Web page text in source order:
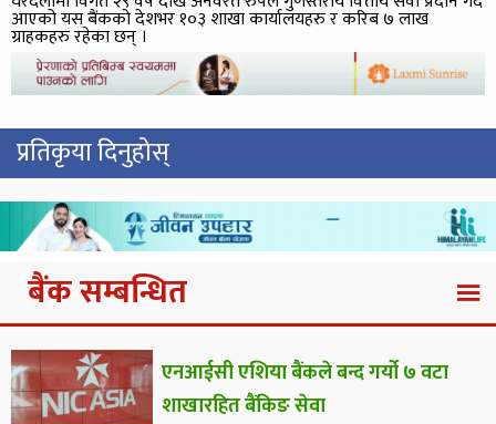
आएको यस बैंकको देशभर १०३ शाखा कार्यालयहरु र करिब ७ लाख
ग्राहकहरु रहेका छन् ।
प्रतिकृया दिनुहोस्
बैंक सम्बन्धित
एनआईसी एशिया बैंकले बन्द गर्यो ७ वटा
शाखारहित बैंकिङ सेवा